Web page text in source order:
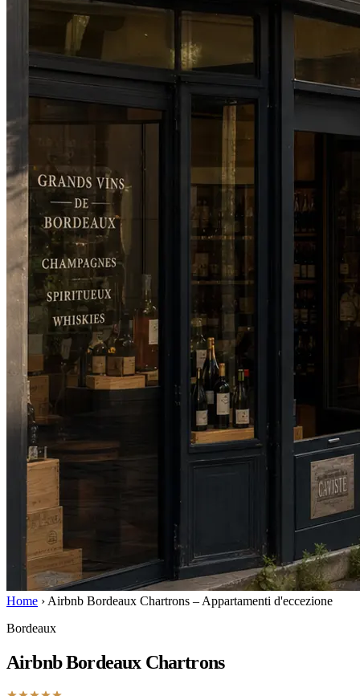
Home › Airbnb Bordeaux Chartrons – Appartamenti d'eccezione
Bordeaux
Airbnb Bordeaux Chartrons